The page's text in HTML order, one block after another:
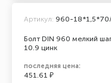
Болт DIN 960 мелкий
10.9 цинк
Артикул: 960-
последняя цена:
451.61 ₽